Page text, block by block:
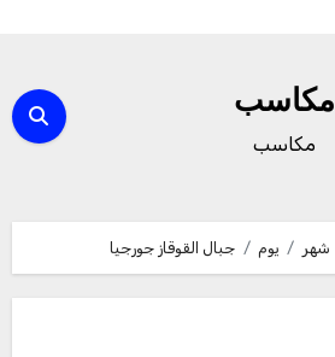
مكاسب
مكاسب
شهر يوم جبال القوقاز جورجيا